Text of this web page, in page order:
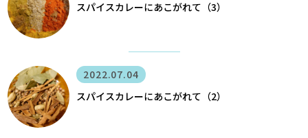
スパイスカレーにあこがれて（3）
2022.07.04
スパイスカレーにあこがれて（2）